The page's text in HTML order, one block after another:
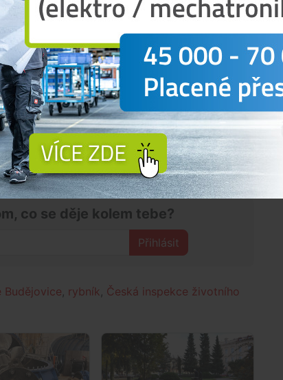
činem. Nejčastěji se na to používá
se její pomocí hubí hmyz.„Pokud po
že někdo otrávenou návnadu
policii,"uvedl ředitel České společnosti
že by si majitelé měli hlídat své psy a
otrávené návnady (kusy masa, mrtvá zvířata,
Karbofuran však zabíjí bez výběru druhy
na procházce.
co se děje kolem tebe?
Přihlásit
Budějovice rybník Česká inspekce životního